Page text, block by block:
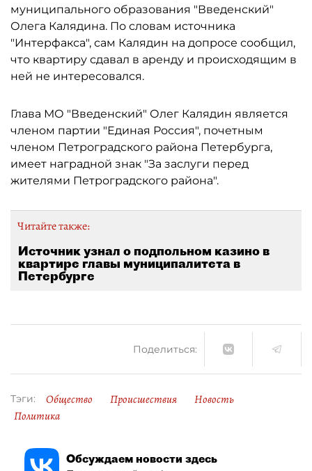
муниципального образования "Введенский"
Олега Калядина. По словам источника
"Интерфакса", сам Калядин на допросе сообщил,
что квартиру сдавал в аренду и происходящим в
ней не интересовался.
Глава МО "Введенский" Олег Калядин является
членом партии "Единая Россия", почетным
членом Петроградского района Петербурга,
имеет наградной знак "За заслуги перед
жителями Петроградского района".
Читайте также:
Источник узнал о подпольном казино в
квартире главы муниципалитета в
Петербурге
Поделиться:
Тэги: Общество Происшествия
Новость
Политика
Обсуждаем новости здесь